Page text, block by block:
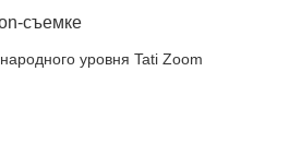
съемке
уровня Tati Zoom